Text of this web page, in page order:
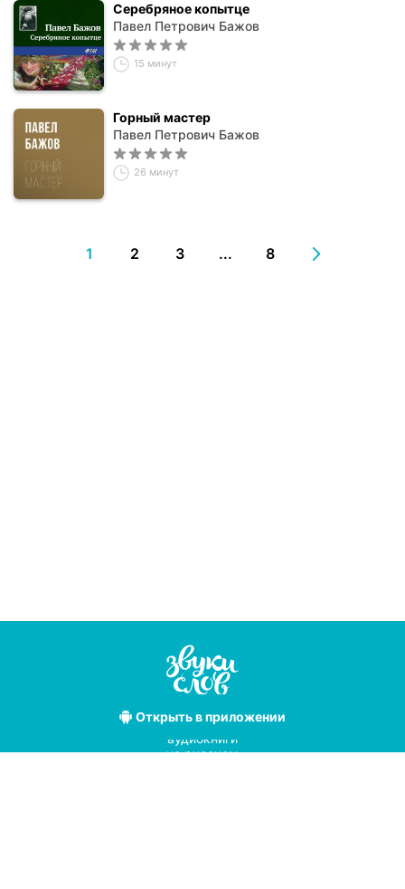
Серебряное копытце
Павел Петрович Бажов
15 минут
Горный мастер
Павел Петрович Бажов
26 минут
1 2 3 ... 8
Открытьв приложении
Лучшие
аудиокниги
на русском